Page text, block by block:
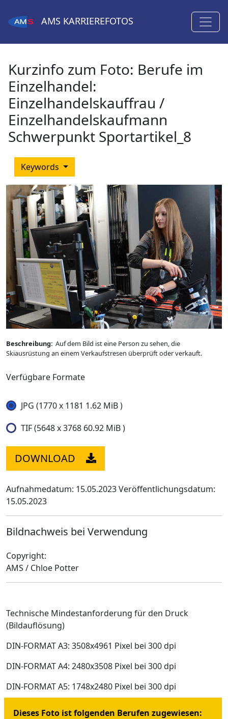
AMS KARRIEREFOTOS
Kurzinfo zum Foto: Berufe im
Einzelhandel:
Einzelhandelskauffrau /
Einzelhandelskaufmann
Schwerpunkt Sportartikel_8
Keywords
Beschreibung: Auf dem Bild ist eine Person zu sehen, die
Skiausrüstung an einem Verkaufstresen überprüft oder verkauft.
Verfügbare Formate
JPG (1770 x 1181 1.62 MiB )
TIF (5648 x 3768 60.92 MiB )
DOWNLOAD
Aufnahmedatum: 15.05.2023Veröffentlichungsdatum:
15.05.2023
Bildnachweis bei Verwendung
Copyright:
AMS / Chloe Potter
Technische Mindestanforderung für den Druck
(Bildauflösung)
DIN-FORMAT A3: 3508x4961 Pixel bei 300 dpi
DIN-FORMAT A4: 2480x3508 Pixel bei 300 dpi
DIN-FORMAT A5: 1748x2480 Pixel bei 300 dpi
Dieses Foto ist folgenden Berufen zugewiesen: